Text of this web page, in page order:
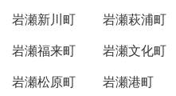
岩瀬新川町
岩瀬萩浦町
岩瀬福来町
岩瀬文化町
岩瀬松原町
岩瀬港町